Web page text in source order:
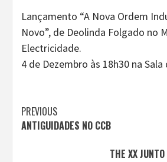
Lançamento “A Nova Ordem
Novo”, de Deolinda Folgado no
Electricidade.
4 de Dezembro às 18h30 na
Continue
Reading
PREVIOUS
ANTIGUIDADES NO CCB
THE XX